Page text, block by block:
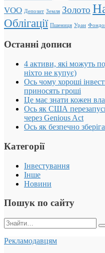
VOO Депозит Земля Золото
Облігації Пшениця Уран
Останні дописи
4 активи, які можуть
ніхто не купує)
Ось чому хороші
приносять гроші
Це має знати кожен
Ось як США
через Genious Act
Ось як безпечно
Категорії
Інвестування
Інше
Новини
Пошук по сайту
Пошук:
Рекламодавцям